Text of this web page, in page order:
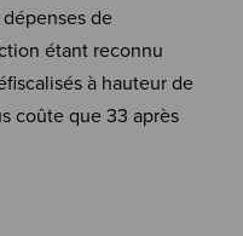
de
étant reconnu
à hauteur de
coûte que 33 après